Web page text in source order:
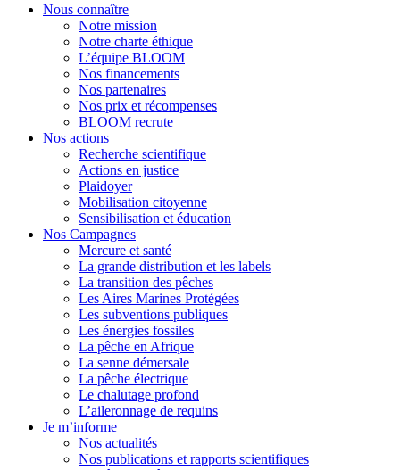
Nous connaître
Notre mission
Notre charte éthique
L’équipe BLOOM
Nos financements
Nos partenaires
Nos prix et récompenses
BLOOM recrute
Nos actions
Recherche scientifique
Actions en justice
Plaidoyer
Mobilisation citoyenne
Sensibilisation et éducation
Nos Campagnes
Mercure et santé
La grande distribution et les labels
La transition des pêches
Les Aires Marines Protégées
Les subventions publiques
Les énergies fossiles
La pêche en Afrique
La senne démersale
La pêche électrique
Le chalutage profond
L’aileronnage de requins
Je m’informe
Nos actualités
Nos publications et rapports scientifiques